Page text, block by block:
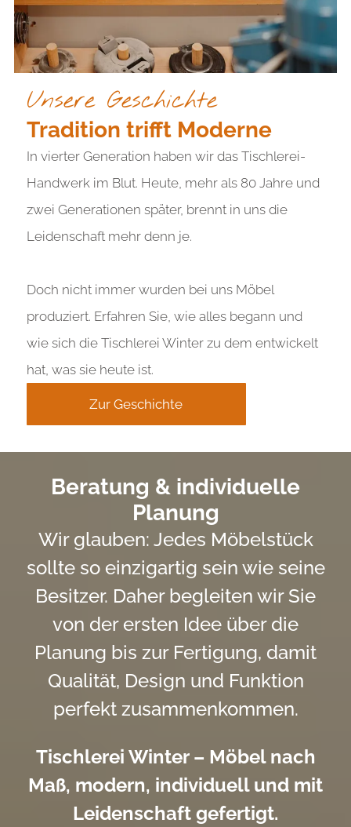
Unsere Geschichte
Tradition trifft Moderne
In vierter Generation haben wir das Tischlerei-
Handwerk im Blut. Heute, mehr als 80 Jahre und
zwei Generationen später, brennt in uns die
Leidenschaft mehr denn je.
Doch nicht immer wurden bei uns Möbel
produziert. Erfahren Sie, wie alles begann und
wie sich die Tischlerei Winter zu dem entwickelt
hat, was sie heute ist.
Zur Geschichte
Beratung & individuelle
Planung
Wir glauben: Jedes Möbelstück
sollte so einzigartig sein wie seine
Besitzer. Daher begleiten wir Sie
von der ersten Idee über die
Planung bis zur Fertigung, damit
Qualität, Design und Funktion
perfekt zusammenkommen.
Tischlerei Winter – Möbel nach
Maß, modern, individuell und mit
Leidenschaft gefertigt.